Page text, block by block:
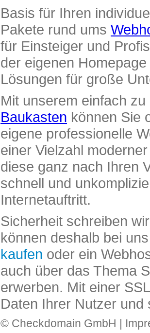
Basis für Ihren
Pakete rund ums
für Einsteiger und
der eigenen
Lösungen für große
Mit unserem einfach
Baukasten können Sie
eigene professionelle
einer Vielzahl
diese ganz nach Ihren
schnell und
Internetauftritt.
Sicherheit schreiben
können deshalb bei
kaufen oder ein
auch über das Thema
erwerben. Mit einer
Daten Ihrer Nutzer und
© Checkdomain GmbH |